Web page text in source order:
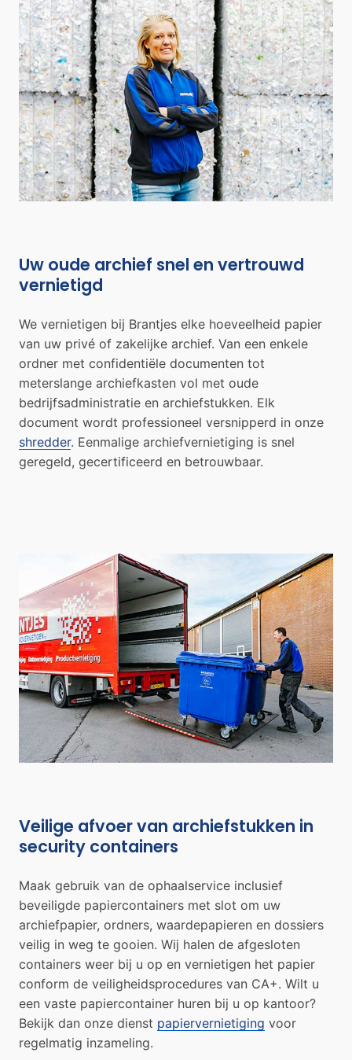
Uw oude archief snel en vertrouwd
vernietigd
We vernietigen bij Brantjes elke hoeveelheid papier
van uw privé of zakelijke archief. Van een enkele
ordner met confidentiële documenten tot
meterslange archiefkasten vol met oude
bedrijfsadministratie en archiefstukken. Elk
document wordt professioneel versnipperd in onze
shredder. Eenmalige archiefvernietiging is snel
geregeld, gecertificeerd en betrouwbaar.
Veilige afvoer van archiefstukken in
security containers
Maak gebruik van de ophaalservice inclusief
beveiligde papiercontainers met slot om uw
archiefpapier, ordners, waardepapieren en dossiers
veilig in weg te gooien. Wij halen de afgesloten
containers weer bij u op en vernietigen het papier
conform de veiligheidsprocedures van CA+. Wilt u
een vaste papiercontainer huren bij u op kantoor?
Bekijk dan onze dienst papiervernietiging voor
regelmatig inzameling.